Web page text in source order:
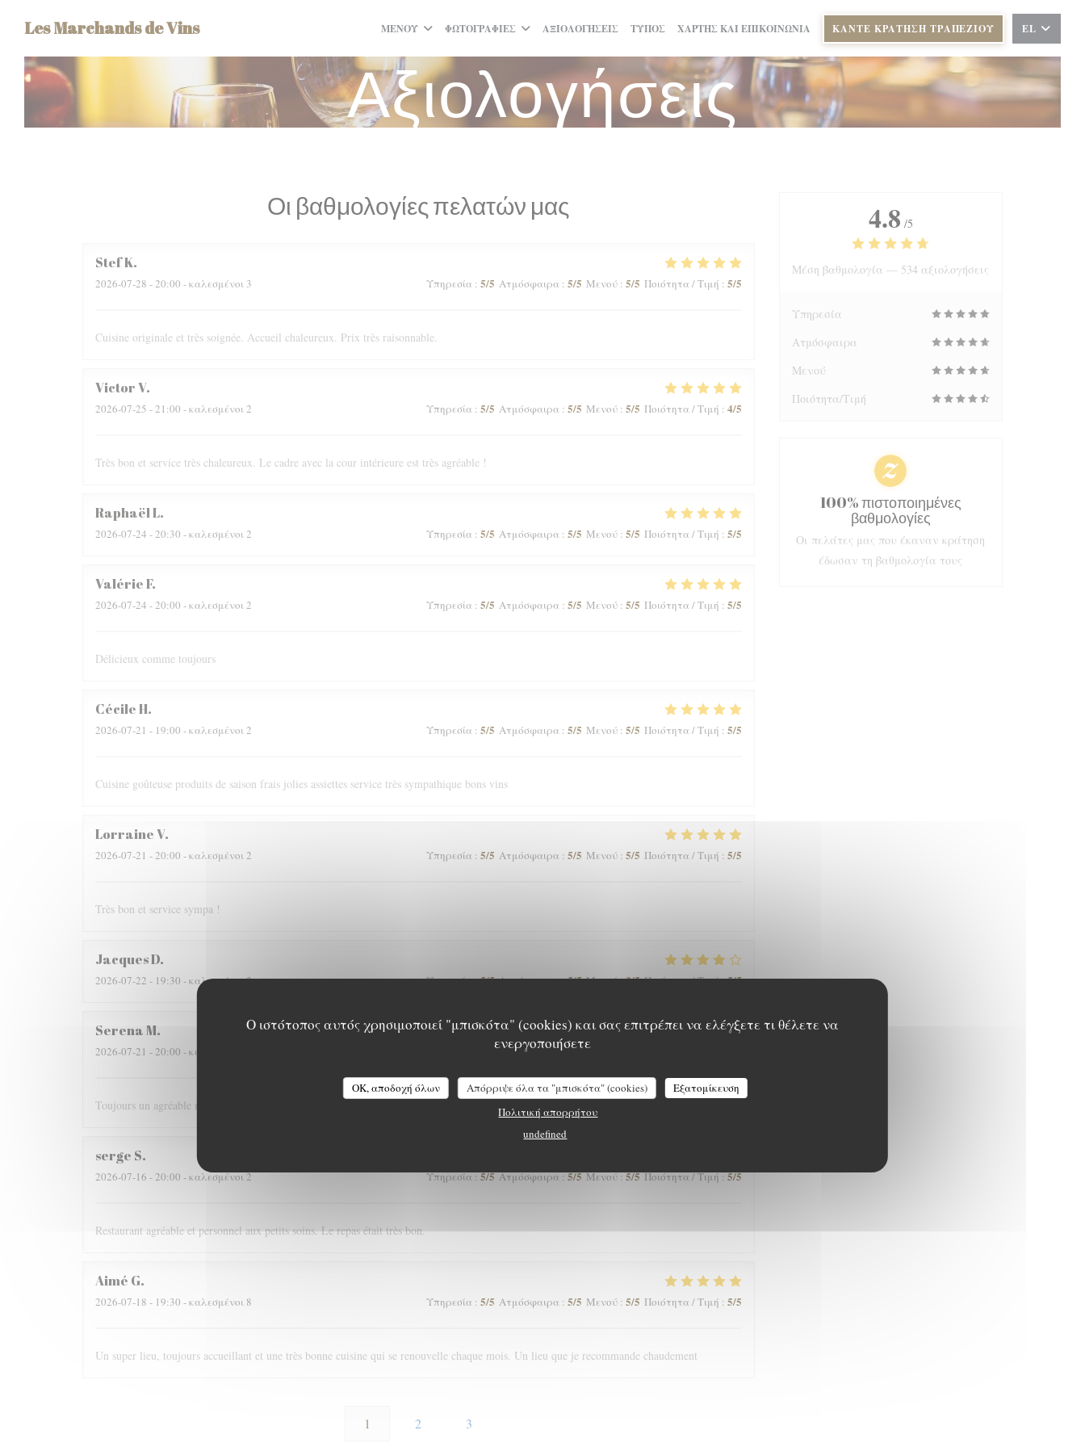
Ο ιστότοπος αυτός χρησιμοποιεί "μπισκότα" (cookies) και σας επιτρέπει να ελέγξετε τι θέλετε να
ενεργοποιήσετε
OK, αποδοχή όλων Απόρριψε όλα τα "μπισκότα" (cookies)
Εξατομίκευση
Πολιτική απορρήτου
undefined
Les Marchands de Vins ΜΕΝΟΎ ΦΩΤΟΓΡΑΦΊΕΣ ΑΞΙΟΛΟΓΉΣΕΙΣ ΤΎΠΟΣ ΧΆΡΤΗΣ ΚΑΙ ΕΠΙΚΟΙΝΩΝΊΑ ΚΆΝΤΕ ΚΡΆΤΗΣΗ ΤΡΑΠΕΖΙΟΎ EL
Αξιολογήσεις
Οι βαθμολογίες πελατών μας
StefK
2026-07-28 - 20:00 - καλεσμένοι 3 Υπηρεσία : 5/5 Ατμόσφαιρα : 5/5 Μενού: 5/5 Ποιότητα / Τιμή : 5/5
Cuisine originale et très soignée. Accueil chaleureux. Prix très raisonnable.
VictorV
2026-07-25 - 21:00 - καλεσμένοι 2 Υπηρεσία : 5/5 Ατμόσφαιρα : 5/5 Μενού: 5/5 Ποιότητα / Τιμή : 4/5
Très bon et service très chaleureux. Le cadre avec la cour intérieure est très agréable !
RaphaëlL
2026-07-24 - 20:30 - καλεσμένοι 2 Υπηρεσία : 5/5 Ατμόσφαιρα : 5/5 Μενού: 5/5 Ποιότητα / Τιμή : 5/5
ValérieF
2026-07-24 - 20:00 - καλεσμένοι 2 Υπηρεσία : 5/5 Ατμόσφαιρα : 5/5 Μενού: 5/5 Ποιότητα / Τιμή : 5/5
Délicieux comme toujours
CécileH
2026-07-21 - 19:00 - καλεσμένοι 2 Υπηρεσία : 5/5 Ατμόσφαιρα : 5/5 Μενού: 5/5 Ποιότητα / Τιμή : 5/5
Cuisine goûteuse produits de saison frais jolies assiettes service très sympathique bons vins
LorraineV
2026-07-21 - 20:00 - καλεσμένοι 2 Υπηρεσία : 5/5 Ατμόσφαιρα : 5/5 Μενού: 5/5 Ποιότητα / Τιμή : 5/5
Très bon et service sympa !
JacquesD
2026-07-22 - 19:30 - καλεσμένοι 2 Υπηρεσία:5/5 Ατμόσφαιρα:5/5 Μενού:3/5 Ποιότητα / Τιμή:5/5
SerenaM
2026-07-21 - 20:00 - καλεσμένοι 4 /5 Ατμόσφαιρα:4/5 Μενού
Toujours un agréable moment ! Le rapport qualité / prix est juste excellent
serge S
2026-07-16 - 20:00 - καλεσμένοι 2 Υπηρεσία:5/5 Ατμόσφαιρα:5/5 Μενού:5/5 Ποιότητα / Τιμή:5/5
Restaurant agréable et personnel aux petits soins. Le repas était très bon.
Aimé G
2026-07-18 - 19:30 - καλεσμένοι 8 Υπηρεσία : 5/5 Ατμόσφαιρα : 5/5 Μενού: 5/5 Ποιότητα / Τιμή : 5/5
Un super lieu, toujours accueillant et une très bonne cuisine qui se renouvelle chaque mois. Un lieu que je recommande chaudement
1 2 3
4.8 /5
Μέση βαθμολογία — 534 αξιολογήσεις
Υπηρεσία
Ατμόσφαιρα
Μενού
Ποιότητα/Τιμή
100% πιστοποιημένες
βαθμολογίες
Οι πελάτες μας που έκαναν κράτηση
έδωσαν τη βαθμολογία τους